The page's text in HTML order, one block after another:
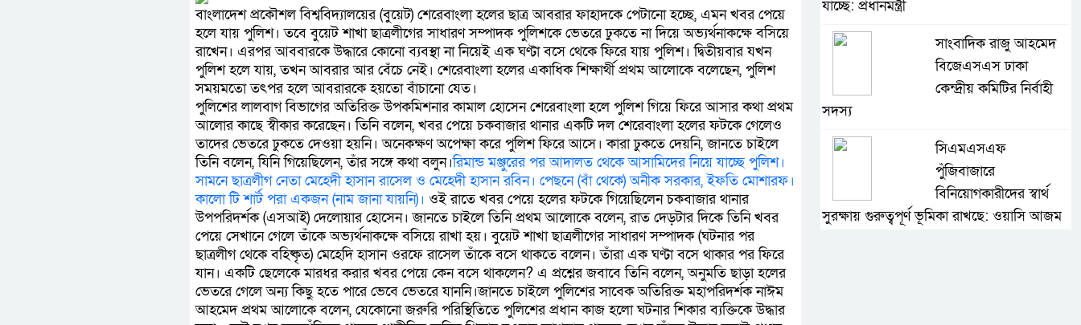
বাংলাদেশ প্রকৌশল বিশ্ববিদ্যালয়ের (বুয়েট) শেরেবাংলা হলের ছাত্র আবরার ফাহাদকে পেটানো হচ্ছে, এমন খবর পেয়ে
হলে যায় পুলিশ। তবে বুয়েট শাখা ছাত্রলীগের সাধারণ সম্পাদক পুলিশকে ভেতরে ঢুকতে না দিয়ে অভ্যর্থনাকক্ষে বসিয়ে
রাখেন। এরপর আববারকে উদ্ধারে কোনো ব্যবস্থা না নিয়েই এক ঘণ্টা বসে থেকে ফিরে যায় পুলিশ। দ্বিতীয়বার যখন
পুলিশ হলে যায়, তখন আবরার আর বেঁচে নেই। শেরেবাংলা হলের একাধিক শিক্ষার্থী প্রথম আলোকে বলেছেন, পুলিশ
সময়মতো তৎপর হলে আবরারকে হয়তো বাঁচানো যেত।
পুলিশের লালবাগ বিভাগের অতিরিক্ত উপকমিশনার কামাল হোসেন শেরেবাংলা হলে পুলিশ গিয়ে ফিরে আসার কথা প্রথম
আলোর কাছে স্বীকার করেছেন। তিনি বলেন, খবর পেয়ে চকবাজার থানার একটি দল শেরেবাংলা হলের ফটকে গেলেও
তাদের ভেতরে ঢুকতে দেওয়া হয়নি। অনেকক্ষণ অপেক্ষা করে পুলিশ ফিরে আসে। কারা ঢুকতে দেয়নি, জানতে চাইলে
তিনি বলেন, যিনি গিয়েছিলেন, তাঁর সঙ্গে কথা বলুন।রিমান্ড মঞ্জুরের পর আদালত থেকে আসামিদের নিয়ে যাচ্ছে পুলিশ।
সামনে ছাত্রলীগ নেতা মেহেদী হাসান রাসেল ও মেহেদী হাসান রবিন। পেছনে (বাঁ থেকে) অনীক সরকার, ইফতি মোশারফ।
কালো টি শার্ট পরা একজন (নাম জানা যায়নি)। ওই রাতে খবর পেয়ে হলের ফটকে গিয়েছিলেন চকবাজার থানার
উপপরিদর্শক (এসআই) দেলোয়ার হোসেন। জানতে চাইলে তিনি প্রথম আলোকে বলেন, রাত দেড়টার দিকে তিনি খবর
পেয়ে সেখানে গেলে তাঁকে অভ্যর্থনাকক্ষে বসিয়ে রাখা হয়। বুয়েট শাখা ছাত্রলীগের সাধারণ সম্পাদক (ঘটনার পর
ছাত্রলীগ থেকে বহিষ্কৃত) মেহেদি হাসান ওরফে রাসেল তাঁকে বসে থাকতে বলেন। তাঁরা এক ঘণ্টা বসে থাকার পর ফিরে
যান। একটি ছেলেকে মারধর করার খবর পেয়ে কেন বসে থাকলেন? এ প্রশ্নের জবাবে তিনি বলেন, অনুমতি ছাড়া হলের
ভেতরে গেলে অন্য কিছু হতে পারে ভেবে ভেতরে যাননি।জানতে চাইলে পুলিশের সাবেক অতিরিক্ত মহাপরিদর্শক নাঈম
আহমেদ প্রথম আলোকে বলেন, যেকোনো জরুরি পরিস্থিতিতে পুলিশের প্রধান কাজ হলো ঘটনার শিকার ব্যক্তিকে উদ্ধার
যাচ্ছে: প্রধানমন্ত্রী
সাংবাদিক রাজু আহমেদ
বিজেএসএস ঢাকা
কেন্দ্রীয় কমিটির নির্বাহী
সদস্য
সিএমএসএফ
পুঁজিবাজারে
বিনিয়োগকারীদের স্বার্থ
সুরক্ষায় গুরুত্বপূর্ণ ভূমিকা রাখছে: ওয়াসি আজম